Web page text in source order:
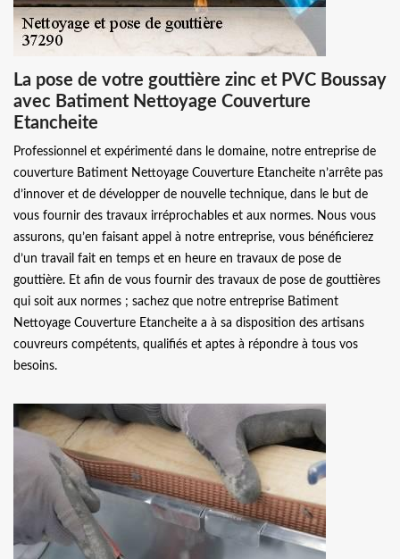
La pose de votre gouttière zinc et PVC Boussay
avec Batiment Nettoyage Couverture
Etancheite
Professionnel et expérimenté dans le domaine, notre entreprise de
couverture Batiment Nettoyage Couverture Etancheite n’arrête pas
d’innover et de développer de nouvelle technique, dans le but de
vous fournir des travaux irréprochables et aux normes. Nous vous
assurons, qu’en faisant appel à notre entreprise, vous bénéficierez
d’un travail fait en temps et en heure en travaux de pose de
gouttière. Et afin de vous fournir des travaux de pose de gouttières
qui soit aux normes ; sachez que notre entreprise Batiment
Nettoyage Couverture Etancheite a à sa disposition des artisans
couvreurs compétents, qualifiés et aptes à répondre à tous vos
besoins.